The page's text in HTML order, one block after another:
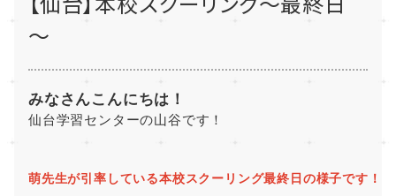
～
みなさんこんにちは！
仙台学習センターの山谷です！
萌先生が引率している本校スクーリング最終日の様子です！